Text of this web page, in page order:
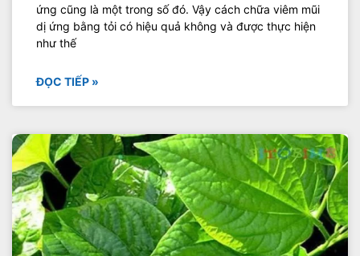
ứng cũng là một trong số đó. Vậy cách chữa viêm mũi
dị ứng bằng tỏi có hiệu quả không và được thực hiện
như thế
ĐỌC TIẾP »